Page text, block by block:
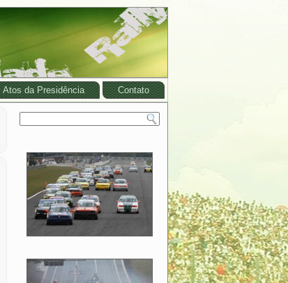
Atos da Presidência Contato